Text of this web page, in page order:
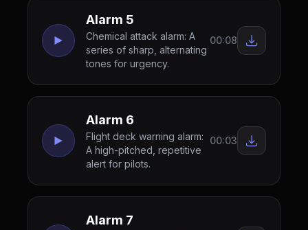
Alarm 5
Chemical attack alarm: A
series of sharp, alternating
tones for urgency.
00:08
Alarm 6
Flight deck warning alarm:
A high-pitched, repetitive
alert for pilots.
00:03
Alarm 7